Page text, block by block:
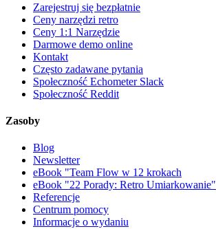
Zarejestruj się bezpłatnie
Ceny narzędzi retro
Ceny 1:1 Narzędzie
Darmowe demo online
Kontakt
Często zadawane pytania
Społeczność Echometer Slack
Społeczność Reddit
Zasoby
Blog
Newsletter
eBook "Team Flow w 12 krokach
eBook "22 Porady: Retro Umiarkowanie"
Referencje
Centrum pomocy
Informacje o wydaniu